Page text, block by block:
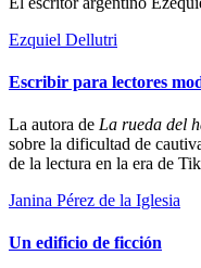
Ezquiel Dellutri
Escribir para lectores
La autora de La rueda del
sobre la dificultad de
de la lectura en la era de
Janina Pérez de la Iglesia
Un edificio de ficción